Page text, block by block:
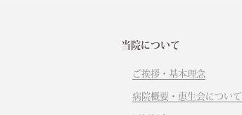
当院について
ご挨拶・基本理念
病院概要・恵生会について